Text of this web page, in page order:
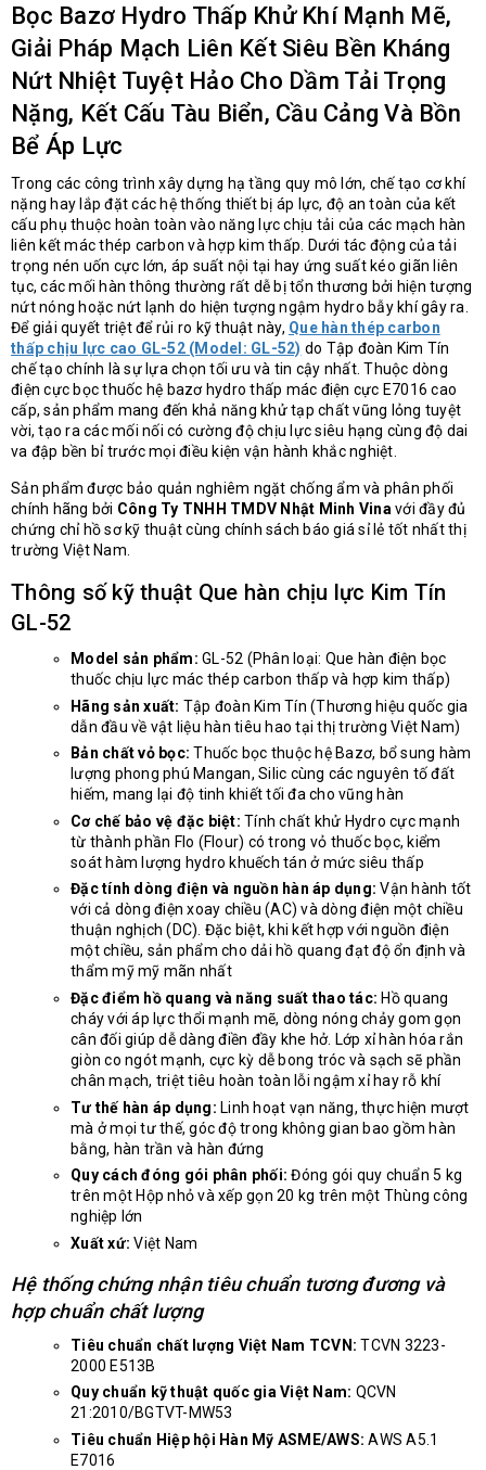
Bọc Bazơ Hydro Thấp Khử Khí Mạnh Mẽ,
Giải Pháp Mạch Liên Kết Siêu Bền Kháng
Nứt Nhiệt Tuyệt Hảo Cho Dầm Tải Trọng
Nặng, Kết Cấu Tàu Biển, Cầu Cảng Và Bồn
Bể Áp Lực
Trong các công trình xây dựng hạ tầng quy mô lớn, chế tạo cơ khí
nặng hay lắp đặt các hệ thống thiết bị áp lực, độ an toàn của kết
cấu phụ thuộc hoàn toàn vào năng lực chịu tải của các mạch hàn
liên kết mác thép carbon và hợp kim thấp. Dưới tác động của tải
trọng nén uốn cực lớn, áp suất nội tại hay ứng suất kéo giãn liên
tục, các mối hàn thông thường rất dễ bị tổn thương bởi hiện tượng
nứt nóng hoặc nứt lạnh do hiện tượng ngậm hydro bẫy khí gây ra.
Để giải quyết triệt để rủi ro kỹ thuật này, Que hàn thép carbon
thấp chịu lực cao GL-52 (Model: GL-52) do Tập đoàn Kim Tín
chế tạo chính là sự lựa chọn tối ưu và tin cậy nhất. Thuộc dòng
điện cực bọc thuốc hệ bazơ hydro thấp mác điện cực E7016 cao
cấp, sản phẩm mang đến khả năng khử tạp chất vũng lỏng tuyệt
vời, tạo ra các mối nối có cường độ chịu lực siêu hạng cùng độ dai
va đập bền bỉ trước mọi điều kiện vận hành khắc nghiệt.
Sản phẩm được bảo quản nghiêm ngặt chống ẩm và phân phối
chính hãng bởi Công Ty TNHH TMDV Nhật Minh Vina với đầy đủ
chứng chỉ hồ sơ kỹ thuật cùng chính sách báo giá sỉ lẻ tốt nhất thị
trường Việt Nam.
Thông số kỹ thuật Que hàn chịu lực Kim Tín
GL-52
Model sản phẩm: GL-52 (Phân loại: Que hàn điện bọc
thuốc chịu lực mác thép carbon thấp và hợp kim thấp)
Hãng sản xuất: Tập đoàn Kim Tín (Thương hiệu quốc gia
dẫn đầu về vật liệu hàn tiêu hao tại thị trường Việt Nam)
Bản chất vỏ bọc: Thuốc bọc thuộc hệ Bazơ, bổ sung hàm
lượng phong phú Mangan, Silic cùng các nguyên tố đất
hiếm, mang lại độ tinh khiết tối đa cho vũng hàn
Cơ chế bảo vệ đặc biệt: Tính chất khử Hydro cực mạnh
từ thành phần Flo (Flour) có trong vỏ thuốc bọc, kiểm
soát hàm lượng hydro khuếch tán ở mức siêu thấp
Đặc tính dòng điện và nguồn hàn áp dụng: Vận hành tốt
với cả dòng điện xoay chiều (AC) và dòng điện một chiều
thuận nghịch (DC). Đặc biệt, khi kết hợp với nguồn điện
một chiều, sản phẩm cho dải hồ quang đạt độ ổn định và
thẩm mỹ mỹ mãn nhất
Đặc điểm hồ quang và năng suất thao tác: Hồ quang
cháy với áp lực thổi mạnh mẽ, dòng nóng chảy gom gọn
cân đối giúp dễ dàng điền đầy khe hở. Lớp xỉ hàn hóa rắn
giòn co ngót mạnh, cực kỳ dễ bong tróc và sạch sẽ phần
chân mạch, triệt tiêu hoàn toàn lỗi ngậm xỉ hay rỗ khí
Tư thế hàn áp dụng: Linh hoạt vạn năng, thực hiện mượt
mà ở mọi tư thế, góc độ trong không gian bao gồm hàn
bằng, hàn trần và hàn đứng
Quy cách đóng gói phân phối: Đóng gói quy chuẩn 5 kg
trên một Hộp nhỏ và xếp gọn 20 kg trên một Thùng công
nghiệp lớn
Xuất xứ: Việt Nam
Hệ thống chứng nhận tiêu chuẩn tương đương và
hợp chuẩn chất lượng
Tiêu chuẩn chất lượng Việt Nam TCVN: TCVN 3223-
2000 E513B
Quy chuẩn kỹ thuật quốc gia Việt Nam: QCVN
21:2010/BGTVT-MW53
Tiêu chuẩn Hiệp hội Hàn Mỹ ASME/AWS: AWS A5.1
E7016